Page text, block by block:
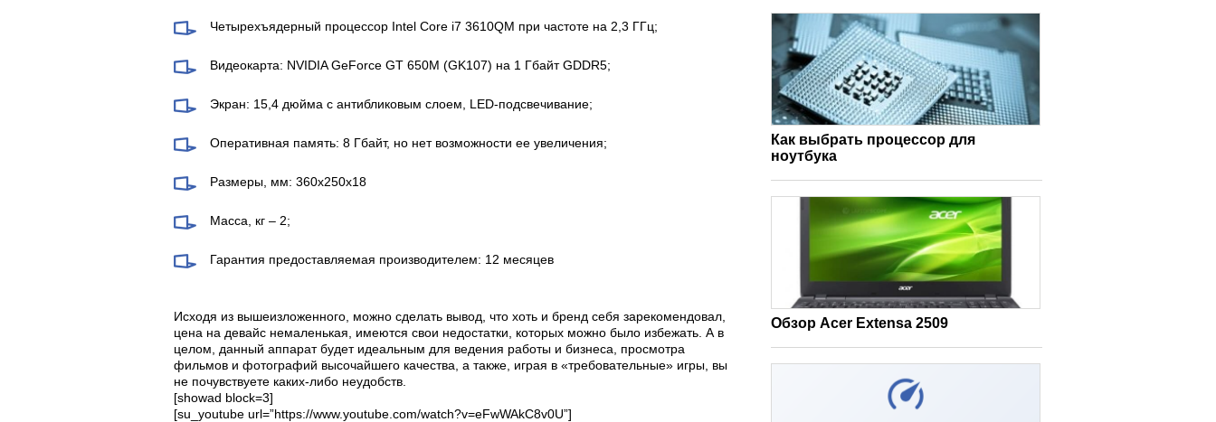
Четырехъядерный процессор Intel Core i7 3610QM при частоте на 2,3 ГГц;
Видеокарта: NVIDIA GeForce GT 650M (GK107) на 1 Гбайт GDDR5;
Экран: 15,4 дюйма с антибликовым слоем, LED-подсвечивание;
Оперативная память: 8 Гбайт, но нет возможности ее увеличения;
Размеры, мм: 360x250x18
Масса, кг – 2;
Гарантия предоставляемая производителем: 12 месяцев
Исходя из вышеизложенного, можно сделать вывод, что хоть и бренд себя зарекомендовал,
цена на девайс немаленькая, имеются свои недостатки, которых можно было избежать. А в
целом, данный аппарат будет идеальным для ведения работы и бизнеса, просмотра
фильмов и фотографий высочайшего качества, а также, играя в «требовательные» игры, вы
не почувствуете каких-либо неудобств.
[showad block=3]
[su_youtube url=”https://www.youtube.com/watch?v=eFwWAkC8v0U”]
Как выбрать процессор для
ноутбука
Обзор Acer Extensa 2509